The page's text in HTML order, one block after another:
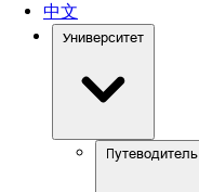
中文
Университет
Путеводитель